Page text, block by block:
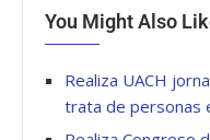
You Might Also
Realiza UACH
trata de personas